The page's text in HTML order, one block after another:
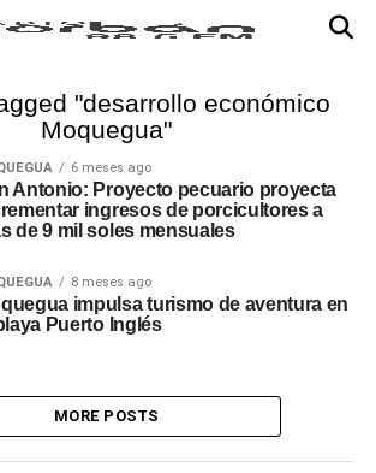
"desarrollo económico
Moquegua"
6 meses ago
Antonio: Proyecto pecuario proyecta
ingresos de porcicultores a
de 9 mil soles mensuales
8 meses ago
impulsa turismo de aventura en
Puerto Inglés
MORE POSTS